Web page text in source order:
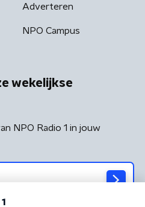
Adverteren
NPO Campus
wekelijkse
NPO Radio 1 in jouw